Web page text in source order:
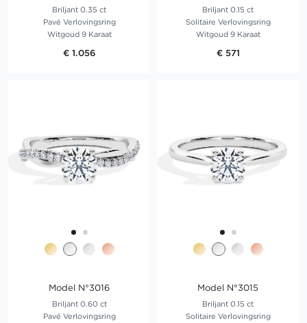
Briljant 0.35 ct
Pavé Verlovingsring
Witgoud 9 Karaat
€ 1.056
Briljant 0.15 ct
Solitaire Verlovingsring
Witgoud 9 Karaat
€ 571
Model N°3016
Briljant 0.60 ct
Pavé Verlovingsring
Model N°3015
Briljant 0.15 ct
Solitaire Verlovingsring